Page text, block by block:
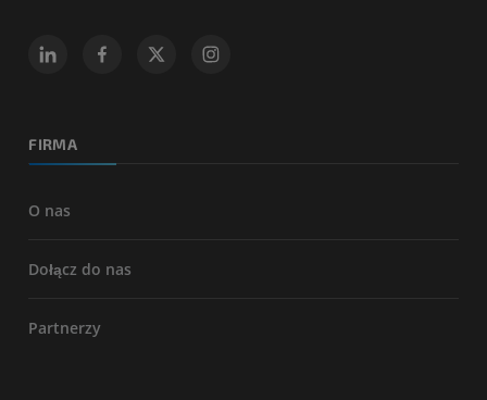
FIRMA
O nas
Dołącz do nas
Partnerzy